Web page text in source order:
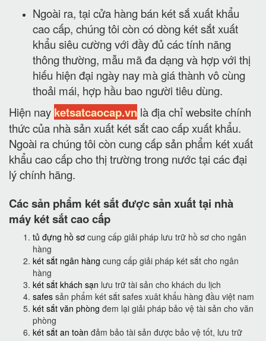
Ngoài ra, tại cửa hàng bán két sắ xuất khẩu
cao cấp, chúng tôi còn có dòng két sắt xuất
khẩu siêu cường với đầy đủ các tính năng
thông thường, mẫu mã đa dạng và hợp với thị
hiếu hiện đại ngày nay mà giá thành vô cùng
thoải mái, hợp hầu bao người tiêu dùng.
Hiện nay ketsatcaocap.vn là địa chỉ website chính
thức của nhà sản xuất két sắt cao cấp xuất khẩu.
Ngoài ra chúng tôi còn cung cấp sản phẩm két xuất
khẩu cao cấp cho thị trường trong nước tại các đại
lý chính hãng.
Các sản phẩm két sắt được sản xuất tại nhà
máy két sắt cao cấp
tủ đựng hồ sơ cung cấp giải pháp lưu trữ hồ sơ cho ngân
hàng
két sắt ngân hàng cung cấp giải pháp két sắt cho ngân
hàng
két sắt khách sạn lưu trữ tài sản cho khách du lịch
safes sản phẩm két sắt safes xuât khẩu hàng đầu việt nam
két sắt văn phòng đem lại giải pháp bảo vệ tài sản cho văn
phòng
két sắt an toàn đảm bảo tài sản được bảo vệ tốt, lưu trữ